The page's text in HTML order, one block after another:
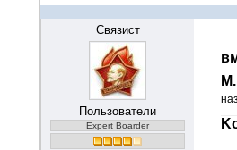
Связист
Пользователи
Expert Boarder